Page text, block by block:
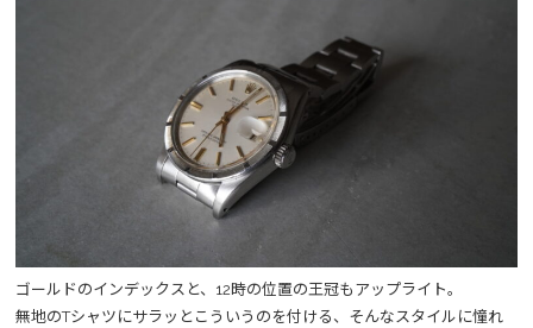
ゴールドのインデックスと、12時の位置の王冠もアップライト。
無地のTシャツにサラッとこういうのを付ける、そんなスタイルに憧れ